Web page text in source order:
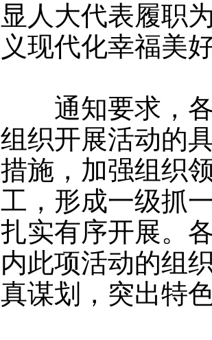
显人大代表履职
义现代化幸福美
通知要求，各
组织开展活动的
措施，加强组织
工，形成一级抓
扎实有序开展。
内此项活动的组
真谋划，突出特